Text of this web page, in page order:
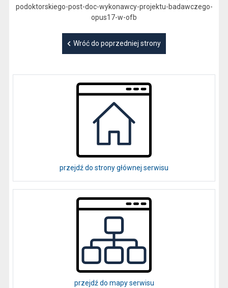
podoktorskiego-post-doc-wykonawcy-projektu-badawczego-
opus17-w-ofb
Wróć do poprzedniej strony
przejdź do strony głównej serwisu
przejdź do mapy serwisu